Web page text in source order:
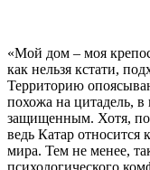
«Мой дом – моя
как нельзя кстати,
Территорию
похожа на цитадель, в
защищенным. Хотя, по
ведь Катар относится
мира. Тем не менее,
психологического